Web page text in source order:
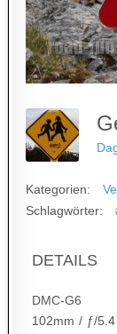
Kategorien:
Schlagwörter:
DETAILS
DMC-G6
102mm / ƒ/5.4